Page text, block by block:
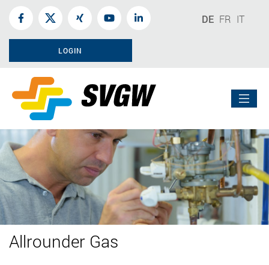
DE FR IT
LOGIN
Allrounder Gas